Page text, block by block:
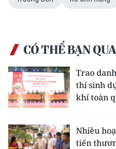
Chuyên trang TP. Hồ Chí
CHUYÊN ĐỀ
CÁC CHUYÊN TRANG
VỀ BÁO NHÂN DÂN
CÓ THỂ BẠN
Trao
thí sinh
khí toàn
Nhiều
tiến